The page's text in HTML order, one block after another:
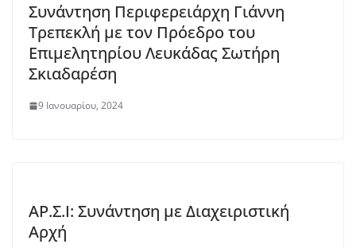
Συνάντηση Περιφερειάρχη Γιάννη
Τρεπεκλή με τον Πρόεδρο του
Επιμελητηρίου Λευκάδας Σωτήρη
Σκιαδαρέση
9 Ιανουαρίου, 2024
ΑΡ.Σ.Ι: Συνάντηση με Διαχειριστική
Αρχή